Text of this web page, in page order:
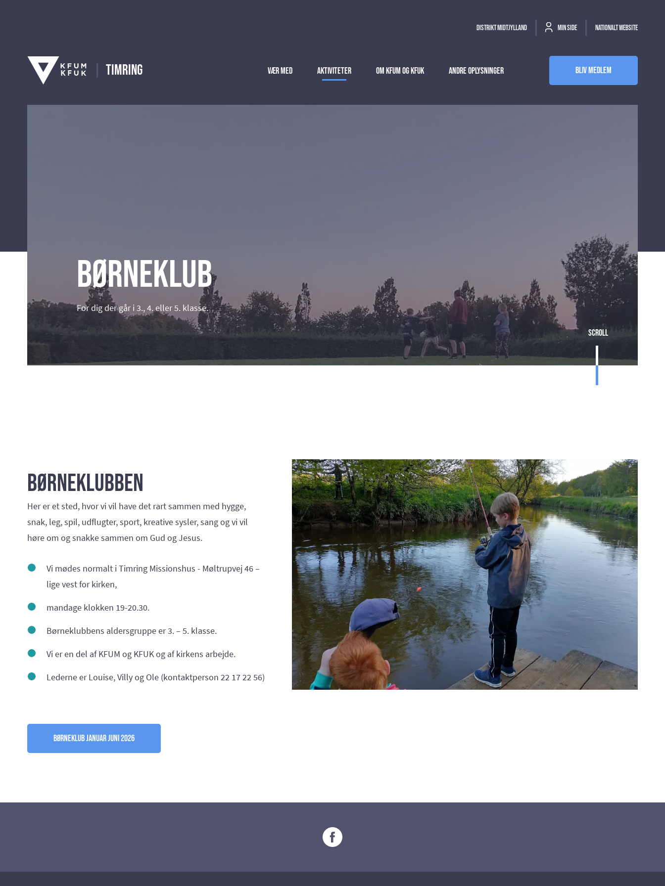
Distrikt Midtjylland Min side Nationalt website
Timring Vær med Aktiviteter Om KFUM og KFUK Andre oplysninger Bliv medlem
Børneklub
For dig der går i 3., 4. eller 5. klasse.
Scroll
Børneklubben
Her er et sted, hvor vi vil have det rart sammen med hygge,
snak, leg, spil, udflugter, sport, kreative sysler, sang og vi vil
høre om og snakke sammen om Gud og Jesus.
Vi mødes normalt i Timring Missionshus - Møltrupvej 46 –
lige vest for kirken,
mandage klokken 19-20.30.
Børneklubbens aldersgruppe er 3. – 5. klasse.
Vi er en del af KFUM og KFUK og af kirkens arbejde.
Lederne er Louise, Villy og Ole (kontaktperson 22 17 22 56)
Børneklub Januar Juni 2026